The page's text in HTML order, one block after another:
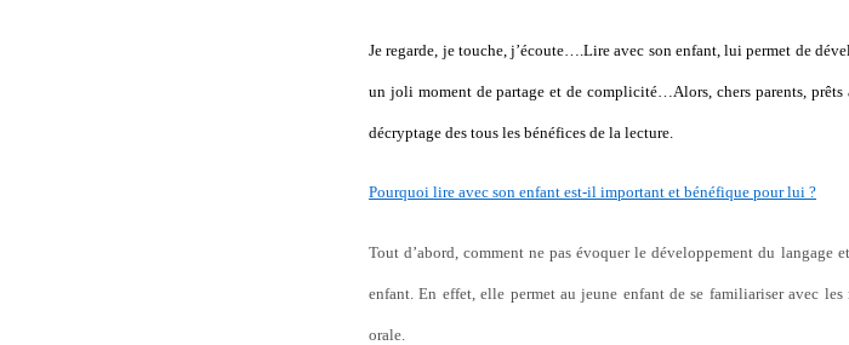
Je regarde, je touche, j’écoute….Lire avec son enfant, lui permet de
un joli moment de partage et de complicité…Alors, chers parents,
décryptage des tous les bénéfices de la lecture.
Pourquoi lire avec son enfant est-il important et bénéfique pour lui ?
Tout d’abord, comment ne pas évoquer le développement du langage
enfant. En effet, elle permet au jeune enfant de se familiariser avec
orale.